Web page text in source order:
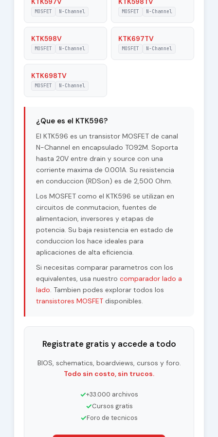
MOSFET N-Channel MOSFET N-Channel
KTK598V
MOSFET N-Channel
KTK697TV
MOSFET N-Channel
KTK698TV
MOSFET N-Channel
¿Que es el KTK596?
El KTK596 es un transistor MOSFET de canal
N-Channel en encapsulado TO92M. Soporta
hasta 20V entre drain y source con una
corriente maxima de 0.001A. Su resistencia
en conduccion (RDSon) es de 2,500 Ohm.
Los MOSFET como el KTK596 se utilizan en
circuitos de conmutacion, fuentes de
alimentacion, inversores y etapas de
potencia. Su baja resistencia en estado de
conduccion los hace ideales para
aplicaciones de alta eficiencia.
Si necesitas comparar parametros con los
equivalentes, usa nuestro comparador lado a
lado. Tambien podes explorar todos los
transistores MOSFETdisponibles.
Registrate gratis y accede a todo
BIOS, schematics, boardviews, cursos y foro.
Todo sin costo, sin trucos.
✓+33.000 archivos
✓Cursos gratis
✓Foro de tecnicos